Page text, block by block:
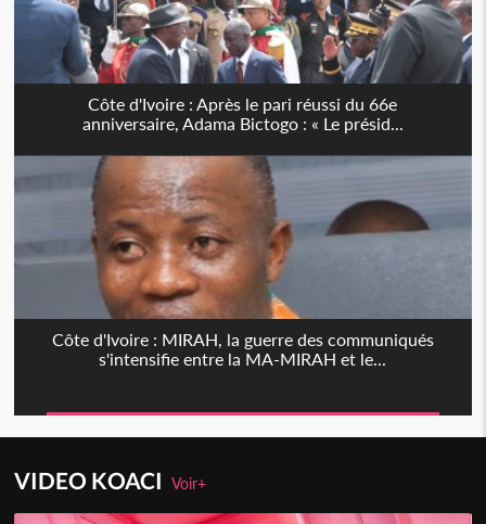
Côte d'Ivoire : Après le pari réussi du 66e
anniversaire, Adama Bictogo : « Le présid...
Côte d'Ivoire : MIRAH, la guerre des communiqués
s'intensifie entre la MA-MIRAH et le...
VIDEO KOACIVoir+